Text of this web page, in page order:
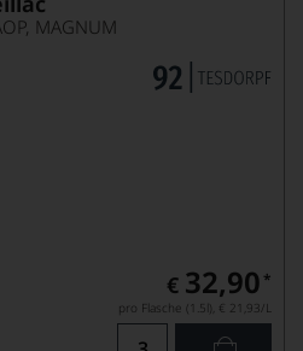
MAGNUM
€ 32,90 *
pro Flasche (1.5l), € 21,93/L